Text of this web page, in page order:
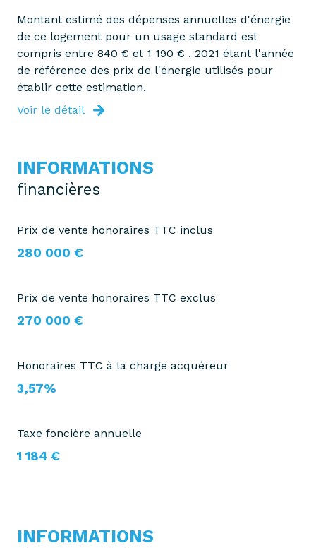
Montant estimé des dépenses annuelles d'énergie
de ce logement pour un usage standard est
compris entre 840 € et 1 190 € . 2021 étant l'année
de référence des prix de l'énergie utilisés pour
établir cette estimation.
Voir le détail
INFORMATIONS
financières
Prix de vente honoraires TTC inclus
280 000 €
Prix de vente honoraires TTC exclus
270 000 €
Honoraires TTC à la charge acquéreur
3,57%
Taxe foncière annuelle
1 184 €
INFORMATIONS